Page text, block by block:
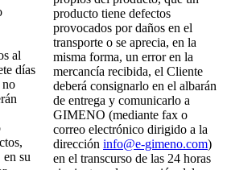
al
días
no
su
producto tiene defectos
provocados por daños en el
transporte o se aprecia, en la
misma forma, un error en la
mercancía recibida, el Cliente
deberá consignarlo en el albarán
de entrega y comunicarlo a
GIMENO (mediante fax o
correo electrónico dirigido a la
dirección info@e-gimeno.com)
en el transcurso de las 24 horas